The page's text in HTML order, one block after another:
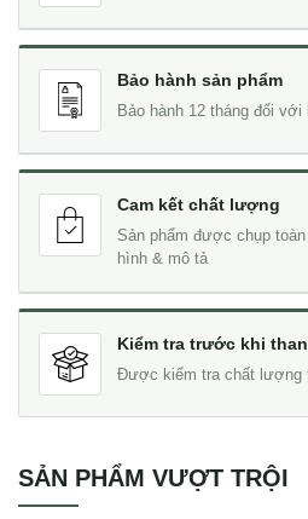
Bảo hành sản phẩm
Bảo hành 12 tháng đối
Cam kết chất lượng
Sản phẩm được chụp
hình & mô tả
Kiểm tra trước khi
Được kiểm tra chất lượng
SẢN PHẨM VƯỢT TRỘI